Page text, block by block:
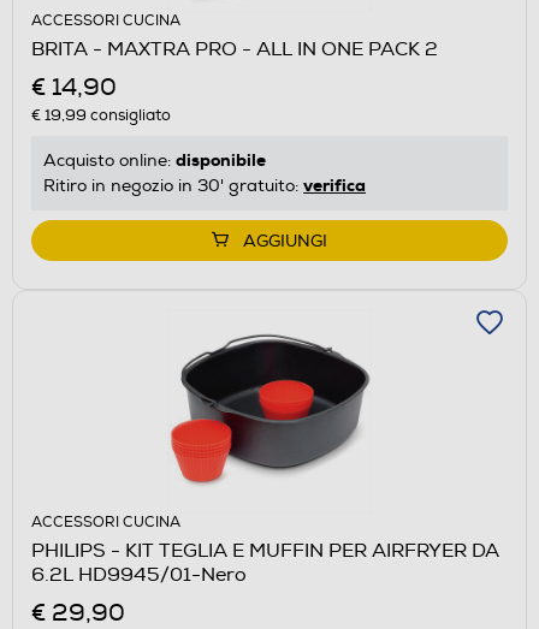
ACCESSORI CUCINA
BRITA - MAXTRA PRO - ALL IN ONE PACK 2
€ 14,90
€ 19,99 consigliato
Acquisto online: disponibile
Ritiro in negozio in 30' gratuito: verifica
AGGIUNGI
ACCESSORI CUCINA
PHILIPS - KIT TEGLIA E MUFFIN PER AIRFRYER DA
6.2L HD9945/01-Nero
€ 29,90